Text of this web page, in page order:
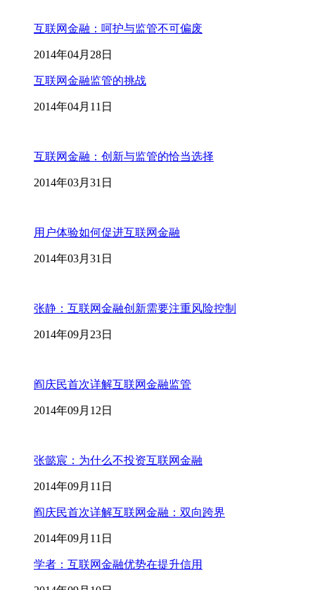
互联网金融：呵护与监管不可偏废
2014年04月28日
互联网金融监管的挑战
2014年04月11日
互联网金融：创新与监管的恰当选择
2014年03月31日
用户体验如何促进互联网金融
2014年03月31日
张静：互联网金融创新需要注重风险控制
2014年09月23日
阎庆民首次详解互联网金融监管
2014年09月12日
张懿宸：为什么不投资互联网金融
2014年09月11日
阎庆民首次详解互联网金融：双向跨界
2014年09月11日
学者：互联网金融优势在提升信用